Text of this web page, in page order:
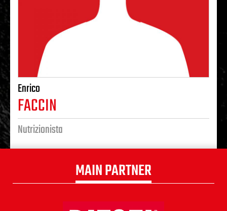
Enrico
FACCIN
Nutrizionista
MAIN PARTNER